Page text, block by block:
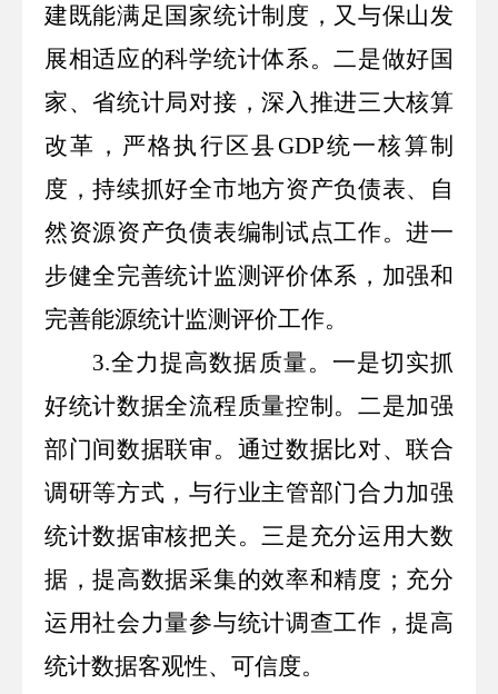
建既能满足国家统计制度，又与保山发
展相适应的科学统计体系。二是做好国
家、省统计局对接，深入推进三大核算
改革，严格执行区县GDP统一核算制
度，持续抓好全市地方资产负债表、自
然资源资产负债表编制试点工作。进一
步健全完善统计监测评价体系，加强和
完善能源统计监测评价工作。
3.全力提高数据质量。一是切实抓
好统计数据全流程质量控制。二是加强
部门间数据联审。通过数据比对、联合
调研等方式，与行业主管部门合力加强
统计数据审核把关。三是充分运用大数
据，提高数据采集的效率和精度；充分
运用社会力量参与统计调查工作，提高
统计数据客观性、可信度。